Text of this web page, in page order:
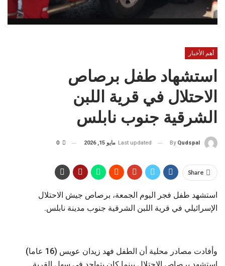
أهم الأخبار
استشهاد طفل برصاص
الاحتلال في قرية اللبن
الشرقية جنوب نابلس
By Qudspal
Last updated مايو 15, 2026
Share
استشهد طفل فجر اليوم الجمعة، برصاص جيش الاحتلال
الإسرائيلي في قرية اللبن الشرقية جنوب مدينة نابلس.
وأفادت مصادر محلية أن الطفل فهد زيدان عويس (16 عاما)